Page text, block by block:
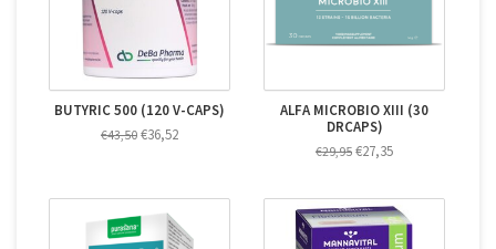
BUTYRIC 500 (120 V-CAPS)
€43,50 €36,52
ALFA MICROBIO XIII (30
DRCAPS)
€29,95 €27,35